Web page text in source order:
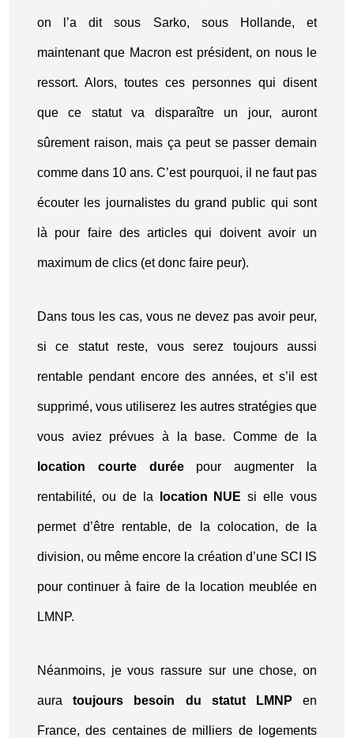
on l’a dit sous Sarko, sous Hollande, et
maintenant que Macron est président, on nous le
ressort. Alors, toutes ces personnes qui disent
que ce statut va disparaître un jour, auront
sûrement raison, mais ça peut se passer demain
comme dans 10 ans. C’est pourquoi, il ne faut pas
écouter les journalistes du grand public qui sont
là pour faire des articles qui doivent avoir un
maximum de clics (et donc faire peur).
Dans tous les cas, vous ne devez pas avoir peur,
si ce statut reste, vous serez toujours aussi
rentable pendant encore des années, et s’il est
supprimé, vous utiliserez les autres stratégies que
vous aviez prévues à la base. Comme de la
location courte duréepour augmenter la
rentabilité, ou de la location NUE si elle vous
permet d’être rentable, de la colocation, de la
division, ou même encore la création d’une SCI IS
pour continuer à faire de la location meublée en
LMNP.
Néanmoins, je vous rassure sur une chose, on
auratoujours besoin du statut LMNP en
France, des centaines de milliers de logements